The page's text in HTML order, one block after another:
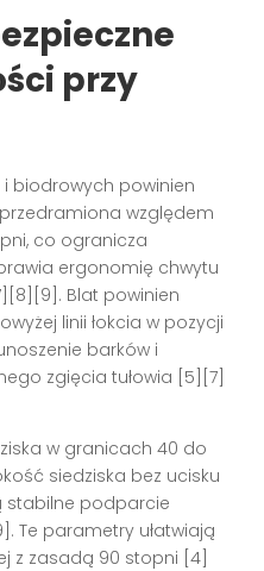
przy
biodrowych powinien
względem
co ogranicza
ergonomię chwytu
Blat powinien
linii łokcia w pozycji
barków i
zgięcia tułowia [5][7]
w granicach 40 do
siedziska bez ucisku
stabilne podparcie
Te parametry ułatwiają
z zasadą 90 stopni [4]